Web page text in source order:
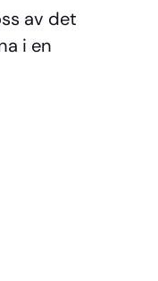
av det
i en